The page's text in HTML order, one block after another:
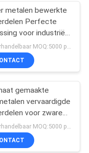
de
72
metalen bewerkte
Perfecte
voor industriële
gemaakte
vervaardigde
voor zware